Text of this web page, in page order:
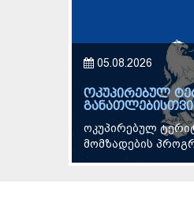
04.08.2026
გივი
უნივერსიტეტის
განათლების,
საგანგებო და